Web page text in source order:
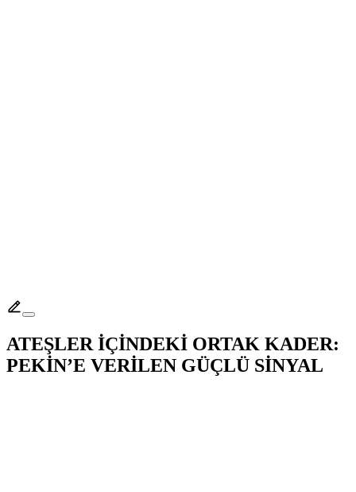
ATEŞLER İÇİNDEKİ ORTAK KADER:
PEKİN’E VERİLEN GÜÇLÜ SİNYAL